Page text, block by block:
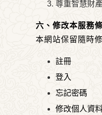
尊重智慧財
六、修改本服務
本網站保留隨時
註冊
登入
忘記密碼
修改個人資